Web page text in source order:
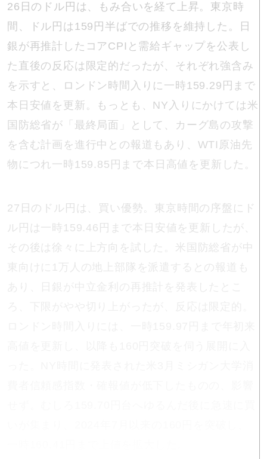
26日のドル円は、もみ合いを経て上昇。東京時
間、ドル円は159円半ばでの推移を維持した。日
銀が再推計したコアCPIと需給ギャップを公表し
た直後の反応は限定的だったが、それぞれ強含み
を示すと、ロンドン時間入りに一時159.29円まで
本日安値を更新。もっとも、NY入りにかけては米
国防総省が「最終局面」として、カーグ島の攻撃
を含む計画を進行中との報道もあり、WTI原油先
物につれ一時159.85円まで本日高値を更新した。
27日のドル円は、買い優勢。東京時間の序盤にド
ル円は一時159.46円まで本日安値を更新したが、
その後は徐々に上方向を試した。米国防総省が中
東向けに1万人の地上部隊を派遣するとの報道も